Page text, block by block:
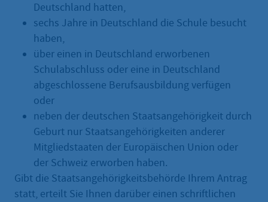
Deutschland hatten,
sechs Jahre in Deutschland die Schule besucht
haben,
über einen in Deutschland erworbenen
Schulabschluss oder eine in Deutschland
abgeschlossene Berufsausbildung verfügen
oder
neben der deutschen Staatsangehörigkeit durch
Geburt nur Staatsangehörigkeiten anderer
Mitgliedstaaten der Europäischen Union oder
der Schweiz erworben haben.
Gibt die Staatsangehörigkeitsbehörde Ihrem Antrag
statt, erteilt Sie Ihnen darüber einen schriftlichen